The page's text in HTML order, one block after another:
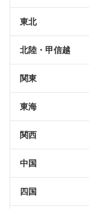
東北
北陸・甲信越
関東
東海
関西
中国
四国